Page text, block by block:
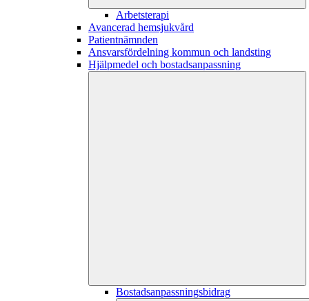
Arbetsterapi
Avancerad hemsjukvård
Patientnämnden
Ansvarsfördelning kommun och landsting
Hjälpmedel och bostadsanpassning
Bostadsanpassningsbidrag